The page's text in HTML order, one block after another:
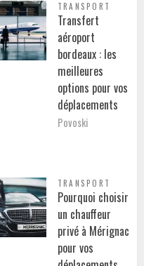
TRANSPORT
Transfert
aéroport
bordeaux : les
meilleures
options pour vos
déplacements
Povoski
TRANSPORT
Pourquoi choisir
un chauffeur
privé à Mérignac
pour vos